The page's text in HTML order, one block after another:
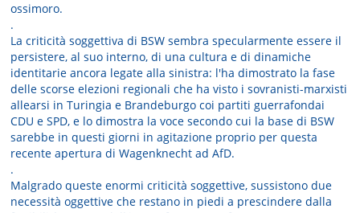
ossimoro.
.
La criticità soggettiva di BSW sembra specularmente essere il
persistere, al suo interno, di una cultura e di dinamiche
identitarie ancora legate alla sinistra: l'ha dimostrato la fase
delle scorse elezioni regionali che ha visto i sovranisti-marxisti
allearsi in Turingia e Brandeburgo coi partiti guerrafondai
CDU e SPD, e lo dimostra la voce secondo cui la base di BSW
sarebbe in questi giorni in agitazione proprio per questa
recente apertura di Wagenknecht ad AfD.
.
Malgrado queste enormi criticità soggettive, sussistono due
necessità oggettive che restano in piedi a prescindere dalla